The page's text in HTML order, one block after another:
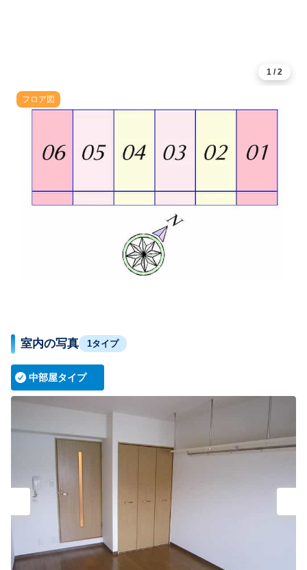
1 /2
フロア図
室内の写真 1タイプ
中部屋タイプ